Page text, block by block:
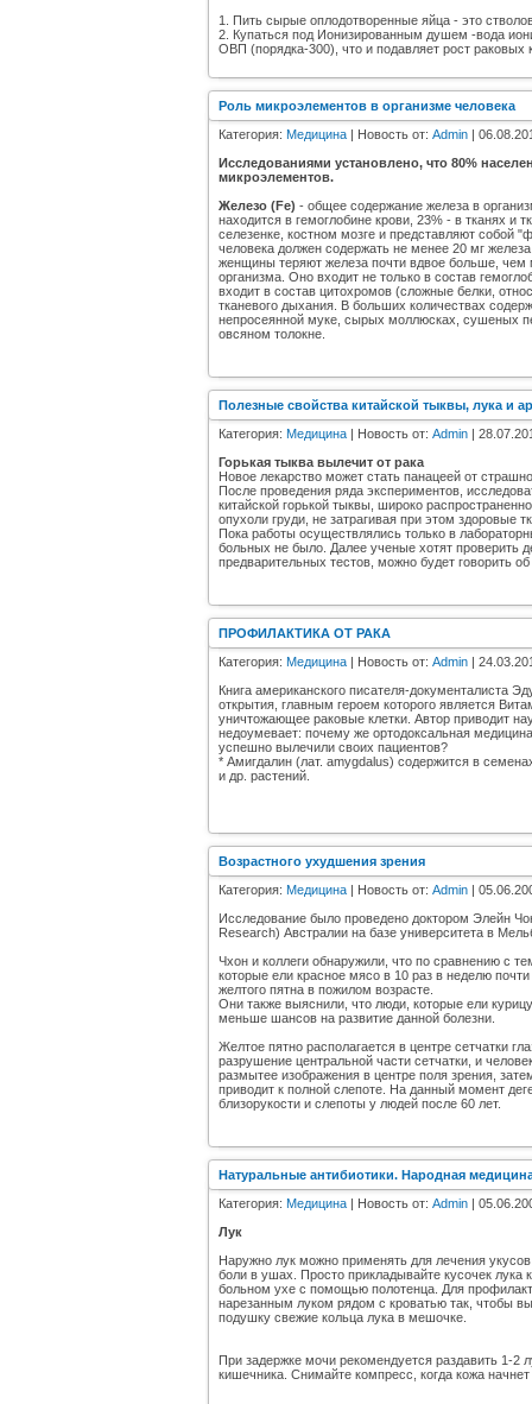
1. Пить сырые оплодотворенные яйца - это
2. Купаться под Ионизированным душем -вода
ОВП (порядка-300), что и подавляет рост раковых
Роль микроэлементов в организме человека
Категория: Медицина | Новость от: Admin |
Исследованиями установлено, что 80%
микроэлементов.
Железо (Fe) - общее содержание железа в
находится в гемоглобине крови, 23% - в тканях
селезенке, костном мозге и представляют собой
человека должен содержать не менее 20 мг
женщины теряют железа почти вдвое больше,
организма. Оно входит не только в состав
входит в состав цитохромов (сложные белки,
тканевого дыхания. В больших количествах
непросеянной муке, сырых моллюсках, сушеных
овсяном толокне.
Полезные свойства китайской тыквы, лука и
Категория: Медицина | Новость от: Admin |
Горькая тыква вылечит от рака
Новое лекарство может стать панацеей от
После проведения ряда экспериментов,
китайской горькой тыквы, широко
опухоли груди, не затрагивая при этом здоровые
Пока работы осуществлялись только в
больных не было. Далее ученые хотят проверить
предварительных тестов, можно будет говорить
ПРОФИЛАКТИКА ОТ РАКА
Категория: Медицина | Новость от: Admin |
Книга американского писателя-документалиста
открытия, главным героем которого является
уничтожающее раковые клетки. Автор приводит
недоумевает: почему же ортодоксальная
успешно вылечили своих пациентов?
* Амигдалин (лат. amygdalus) содержится в
и др. растений.
Возрастного ухудшения зрения
Категория: Медицина | Новость от: Admin |
Исследование было проведено доктором Элейн
Research) Австралии на базе университета в
Чхон и коллеги обнаружили, что по сравнению с
которые ели красное мясо в 10 раз в неделю
желтого пятна в пожилом возрасте.
Они также выяснили, что люди, которые ели
меньше шансов на развитие данной болезни.
Желтое пятно располагается в центре сетчатки
разрушение центральной части сетчатки, и
размытее изображения в центре поля зрения,
приводит к полной слепоте. На данный момент
близорукости и слепоты у людей после 60 лет.
Натуральные антибиотики. Народная
Категория: Медицина | Новость от: Admin |
Лук
Наружно лук можно применять для лечения
боли в ушах. Просто прикладывайте кусочек
больном ухе с помощью полотенца. Для
нарезанным луком рядом с кроватью так, чтобы
подушку свежие кольца лука в мешочке.
При задержке мочи рекомендуется раздавить 1-2
кишечника. Снимайте компресс, когда кожа начнет